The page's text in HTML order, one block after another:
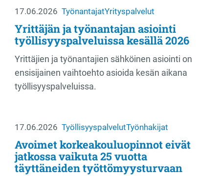
17.06.2026 TyönantajatYrityspalvelut
Yrittäjän ja työnantajan asiointi
työllisyyspalveluissa kesällä 2026
Yrittäjien ja työnantajien sähköinen asiointi on
ensisijainen vaihtoehto asioida kesän aikana
työllisyyspalveluissa.
17.06.2026 TyöllisyyspalvelutTyönhakijat
Avoimet korkeakouluopinnot eivät
jatkossa vaikuta 25 vuotta
täyttäneiden työttömyysturvaan